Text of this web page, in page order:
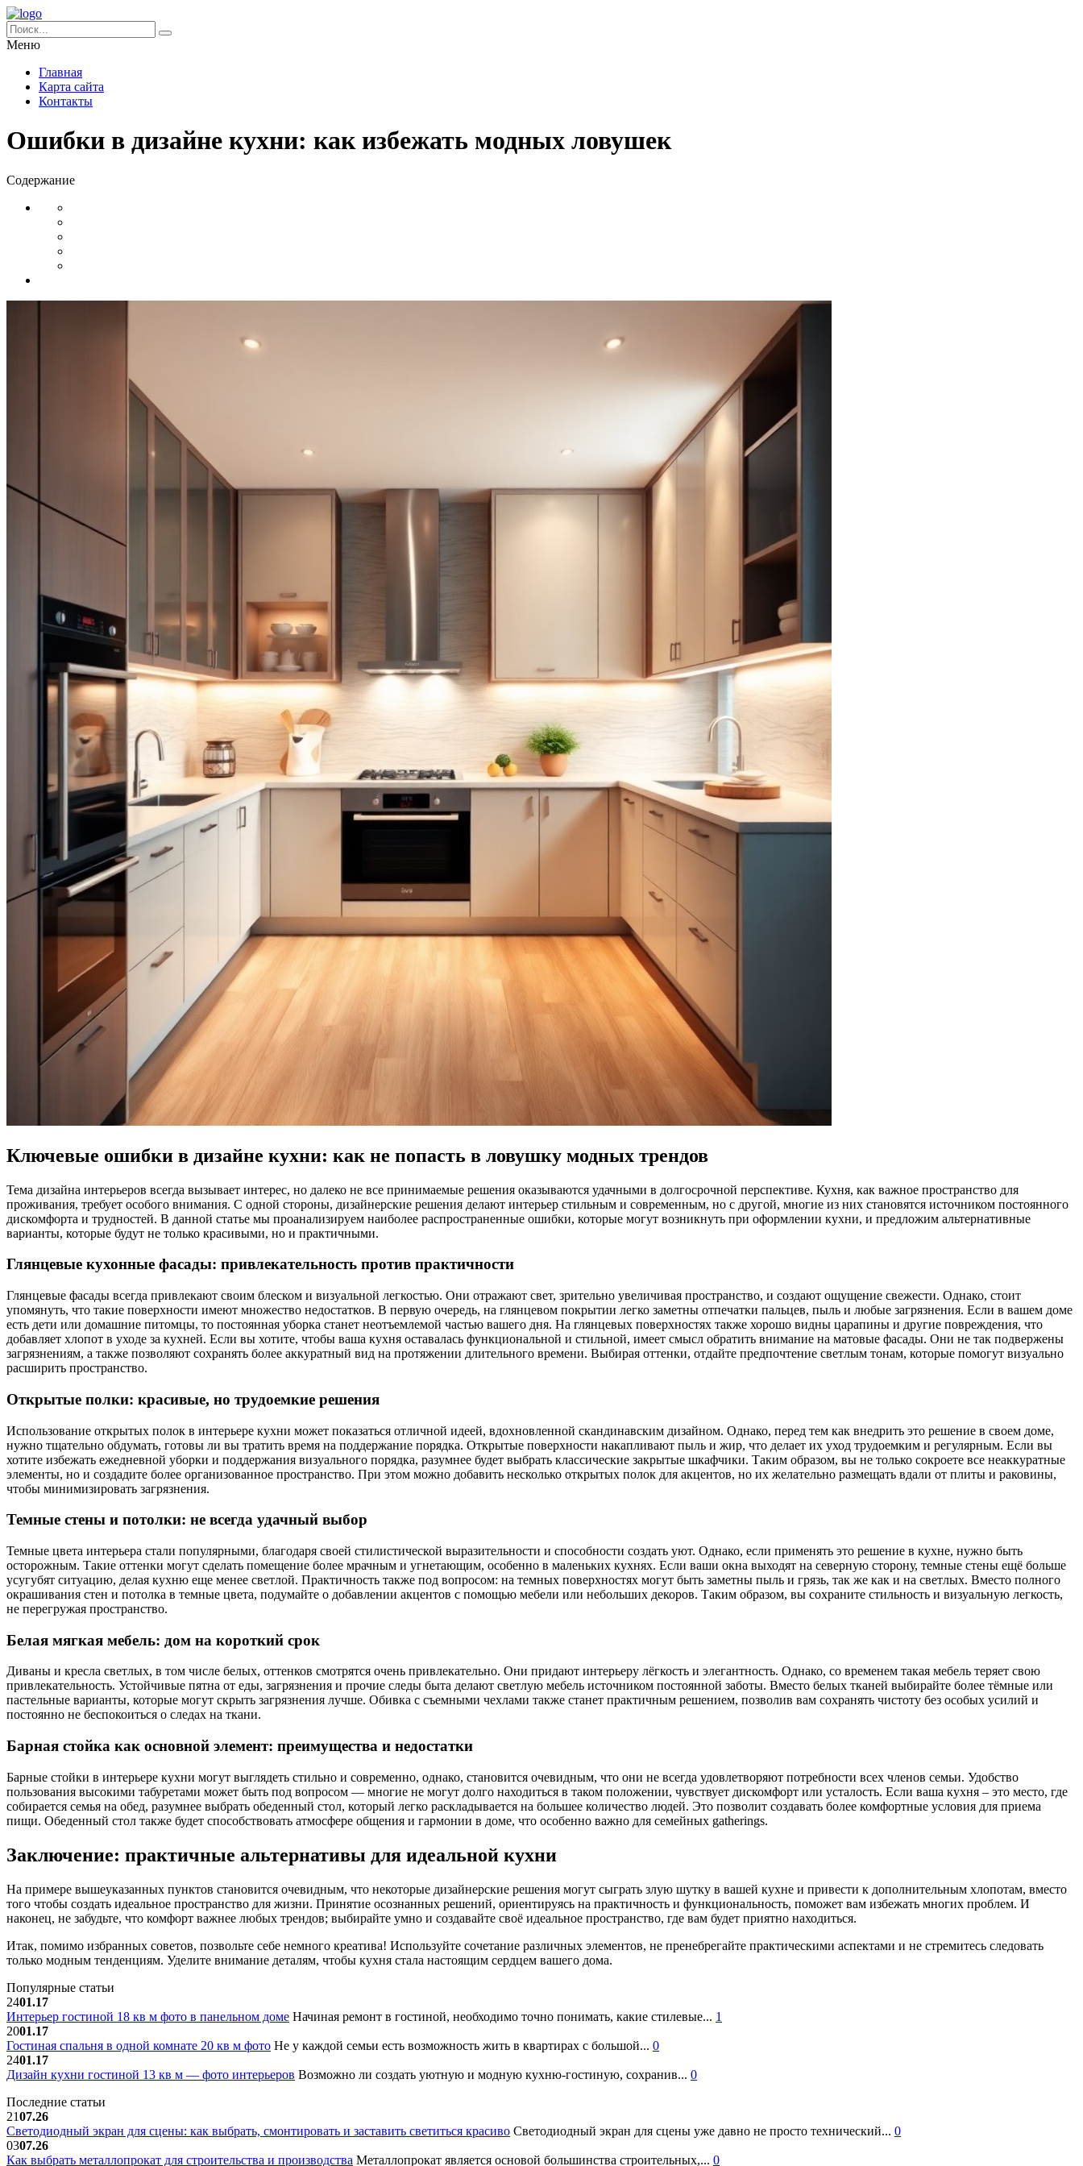
Меню
Главная
Карта сайта
Контакты
Ошибки в дизайне кухни: как избежать модных ловушек
Содержание
Ключевые ошибки в дизайне кухни: как не попасть в ловушку модных трендов
Тема дизайна интерьеров всегда вызывает интерес, но далеко не все принимаемые решения оказываются удачными в долгосрочной перспективе. Кухня, как важное пространство для
проживания, требует особого внимания. С одной стороны, дизайнерские решения делают интерьер стильным и современным, но с другой, многие из них становятся источником постоянного
дискомфорта и трудностей. В данной статье мы проанализируем наиболее распространенные ошибки, которые могут возникнуть при оформлении кухни, и предложим альтернативные
варианты, которые будут не только красивыми, но и практичными.
Глянцевые кухонные фасады: привлекательность против практичности
Глянцевые фасады всегда привлекают своим блеском и визуальной легкостью. Они отражают свет, зрительно увеличивая пространство, и создают ощущение свежести. Однако, стоит
упомянуть, что такие поверхности имеют множество недостатков. В первую очередь, на глянцевом покрытии легко заметны отпечатки пальцев, пыль и любые загрязнения. Если в вашем доме
есть дети или домашние питомцы, то постоянная уборка станет неотъемлемой частью вашего дня. На глянцевых поверхностях также хорошо видны царапины и другие повреждения, что
добавляет хлопот в уходе за кухней. Если вы хотите, чтобы ваша кухня оставалась функциональной и стильной, имеет смысл обратить внимание на матовые фасады. Они не так подвержены
загрязнениям, а также позволяют сохранять более аккуратный вид на протяжении длительного времени. Выбирая оттенки, отдайте предпочтение светлым тонам, которые помогут визуально
расширить пространство.
Открытые полки: красивые, но трудоемкие решения
Использование открытых полок в интерьере кухни может показаться отличной идеей, вдохновленной скандинавским дизайном. Однако, перед тем как внедрить это решение в своем доме,
нужно тщательно обдумать, готовы ли вы тратить время на поддержание порядка. Открытые поверхности накапливают пыль и жир, что делает их уход трудоемким и регулярным. Если вы
хотите избежать ежедневной уборки и поддержания визуального порядка, разумнее будет выбрать классические закрытые шкафчики. Таким образом, вы не только сокроете все неаккуратные
элементы, но и создадите более организованное пространство. При этом можно добавить несколько открытых полок для акцентов, но их желательно размещать вдали от плиты и раковины,
чтобы минимизировать загрязнения.
Темные стены и потолки: не всегда удачный выбор
Темные цвета интерьера стали популярными, благодаря своей стилистической выразительности и способности создать уют. Однако, если применять это решение в кухне, нужно быть
осторожным. Такие оттенки могут сделать помещение более мрачным и угнетающим, особенно в маленьких кухнях. Если ваши окна выходят на северную сторону, темные стены ещё больше
усугубят ситуацию, делая кухню еще менее светлой. Практичность также под вопросом: на темных поверхностях могут быть заметны пыль и грязь, так же как и на светлых. Вместо полного
окрашивания стен и потолка в темные цвета, подумайте о добавлении акцентов с помощью мебели или небольших декоров. Таким образом, вы сохраните стильность и визуальную легкость,
не перегружая пространство.
Белая мягкая мебель: дом на короткий срок
Диваны и кресла светлых, в том числе белых, оттенков смотрятся очень привлекательно. Они придают интерьеру лёгкость и элегантность. Однако, со временем такая мебель теряет свою
привлекательность. Устойчивые пятна от еды, загрязнения и прочие следы быта делают светлую мебель источником постоянной заботы. Вместо белых тканей выбирайте более тёмные или
пастельные варианты, которые могут скрыть загрязнения лучше. Обивка с съемными чехлами также станет практичным решением, позволив вам сохранять чистоту без особых усилий и
постоянно не беспокоиться о следах на ткани.
Барная стойка как основной элемент: преимущества и недостатки
Барные стойки в интерьере кухни могут выглядеть стильно и современно, однако, становится очевидным, что они не всегда удовлетворяют потребности всех членов семьи. Удобство
пользования высокими табуретами может быть под вопросом — многие не могут долго находиться в таком положении, чувствует дискомфорт или усталость. Если ваша кухня – это место, где
собирается семья на обед, разумнее выбрать обеденный стол, который легко раскладывается на большее количество людей. Это позволит создавать более комфортные условия для приема
пищи. Обеденный стол также будет способствовать атмосфере общения и гармонии в доме, что особенно важно для семейных gatherings.
Заключение: практичные альтернативы для идеальной кухни
На примере вышеуказанных пунктов становится очевидным, что некоторые дизайнерские решения могут сыграть злую шутку в вашей кухне и привести к дополнительным хлопотам, вместо
того чтобы создать идеальное пространство для жизни. Принятие осознанных решений, ориентируясь на практичность и функциональность, поможет вам избежать многих проблем. И
наконец, не забудьте, что комфорт важнее любых трендов; выбирайте умно и создавайте своё идеальное пространство, где вам будет приятно находиться.
Итак, помимо избранных советов, позвольте себе немного креатива! Используйте сочетание различных элементов, не пренебрегайте практическими аспектами и не стремитесь следовать
только модным тенденциям. Уделите внимание деталям, чтобы кухня стала настоящим сердцем вашего дома.
Популярные статьи
2401.17
Интерьер гостиной 18 кв м фото в панельном доме Начиная ремонт в гостиной, необходимо точно понимать, какие стилевые... 1
2001.17
Гостиная спальня в одной комнате 20 кв м фото Не у каждой семьи есть возможность жить в квартирах с большой... 0
2401.17
Дизайн кухни гостиной 13 кв м — фото интерьеров Возможно ли создать уютную и модную кухню-гостиную, сохранив... 0
Последние статьи
2107.26
Светодиодный экран для сцены: как выбрать, смонтировать и заставить светиться красиво Светодиодный экран для сцены уже давно не просто технический... 0
0307.26
Как выбрать металлопрокат для строительства и производства Металлопрокат является основой большинства строительных,... 0